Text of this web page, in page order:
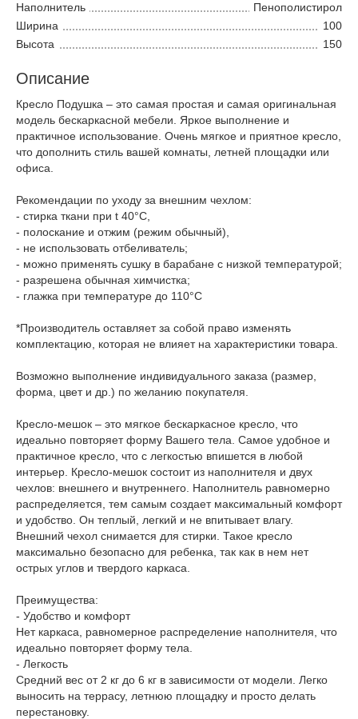
Наполнитель
Пенополистирол
Ширина
100
Высота
150
Описание
Кресло Подушка – это самая простая и самая оригинальная
модель бескаркасной мебели. Яркое выполнение и
практичное использование. Очень мягкое и приятное кресло,
что дополнить стиль вашей комнаты, летней площадки или
офиса.
Рекомендации по уходу за внешним чехлом:
- стирка ткани при t 40°С,
- полоскание и отжим (режим обычный),
- не использовать отбеливатель;
- можно применять сушку в барабане с низкой температурой;
- разрешена обычная химчистка;
- глажка при температуре до 110°С
*Производитель оставляет за собой право изменять
комплектацию, которая не влияет на характеристики товара.
Возможно выполнение индивидуального заказа (размер,
форма, цвет и др.) по желанию покупателя.
Кресло-мешок – это мягкое бескаркасное кресло, что
идеально повторяет форму Вашего тела. Самое удобное и
практичное кресло, что с легкостью впишется в любой
интерьер. Кресло-мешок состоит из наполнителя и двух
чехлов: внешнего и внутреннего. Наполнитель равномерно
распределяется, тем самым создает максимальный комфорт
и удобство. Он теплый, легкий и не впитывает влагу.
Внешний чехол снимается для стирки. Такое кресло
максимально безопасно для ребенка, так как в нем нет
острых углов и твердого каркаса.
Преимущества:
- Удобство и комфорт
Нет каркаса, равномерное распределение наполнителя, что
идеально повторяет форму тела.
- Легкость
Средний вес от 2 кг до 6 кг в зависимости от модели. Легко
выносить на террасу, летнюю площадку и просто делать
перестановку.